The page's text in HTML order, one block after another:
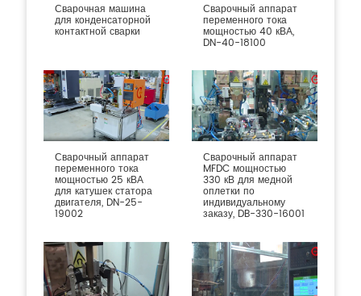
Сварочная машина
для конденсаторной
контактной сварки
Сварочный аппарат
переменного тока
мощностью 40 кВА,
DN-40-18100
Сварочный аппарат
переменного тока
мощностью 25 кВА
для катушек статора
двигателя, DN-25-
19002
Сварочный аппарат
MFDC мощностью
330 кВ для медной
оплетки по
индивидуальному
заказу, DB-330-16001